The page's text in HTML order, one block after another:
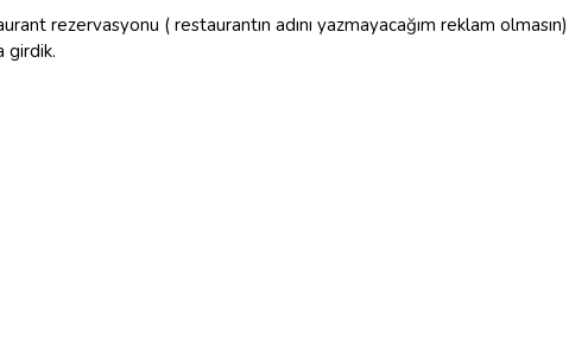
rezervasyonu ( restaurantın adını yazmayacağım reklam
girdik.